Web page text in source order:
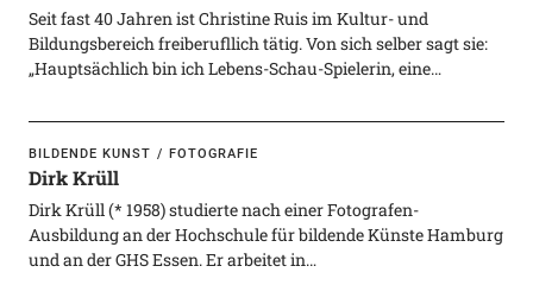
Seit fast 40 Jahren ist Christine Ruis im Kultur- und
Bildungsbereich freiberufllich tätig. Von sich selber sagt sie:
„Hauptsächlich bin ich Lebens-Schau-Spielerin, eine…
BILDENDE KUNST FOTOGRAFIE
Dirk Krüll
Dirk Krüll (* 1958) studierte nach einer Fotografen-
Ausbildung an der Hochschule für bildende Künste Hamburg
und an der GHS Essen. Er arbeitet in…